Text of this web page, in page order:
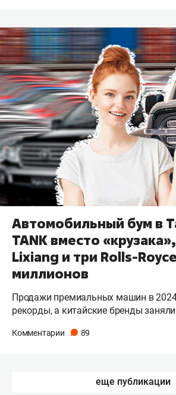
Автомобильный бум в
TANK вместо
Lixiang и три Rolls-
миллионов
Продажи премиальных машин в
рекорды, а китайские бренды
Комментарии 89
еще публикации